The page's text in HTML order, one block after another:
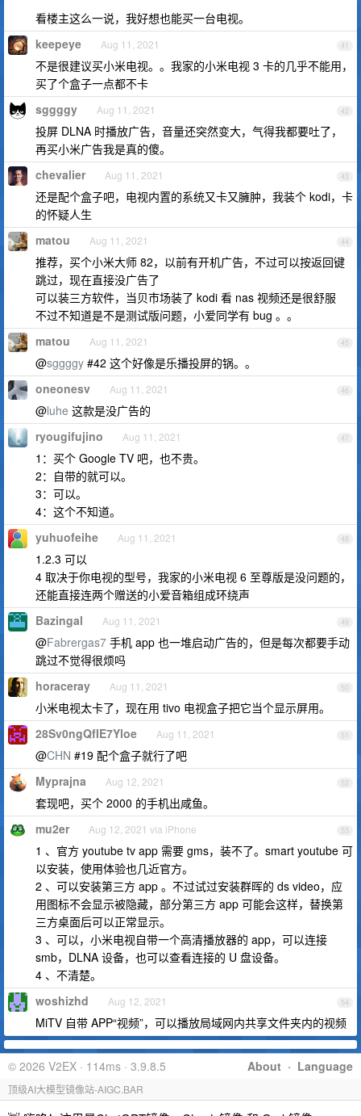
看楼主这么一说，我好想也能买一台电视。
41
keepeye Aug 11, 2021
不是很建议买小米电视。。我家的小米电视 3 卡的几乎不能用，
买了个盒子一点都不卡
42
sggggy Aug 11, 2021
投屏 DLNA 时播放广告，音量还突然变大，气得我都要吐了，
再买小米广告我是真的傻。
43
chevalier Aug 11, 2021
还是配个盒子吧，电视内置的系统又卡又臃肿，我装个 kodi，卡
的怀疑人生
44
matou Aug 11, 2021
推荐，买个小米大师 82，以前有开机广告，不过可以按返回键
跳过，现在直接没广告了
可以装三方软件，当贝市场装了 kodi 看 nas 视频还是很舒服
不过不知道是不是测试版问题，小爱同学有 bug 。。
45
matou Aug 11, 2021
@sggggy #42 这个好像是乐播投屏的锅。。
46
oneonesv Aug 11, 2021
@luhe 这款是没广告的
47
ryougifujino Aug 11, 2021
1：买个 Google TV 吧，也不贵。
2：自带的就可以。
3：可以。
4：这个不知道。
48
yuhuofeihe Aug 11, 2021
1.2.3 可以
4 取决于你电视的型号，我家的小米电视 6 至尊版是没问题的，
还能直接连两个赠送的小爱音箱组成环绕声
49
Bazingal Aug 11, 2021
@Fabrergas7 手机 app 也一堆启动广告的，但是每次都要手动
跳过不觉得很烦吗
50
horaceray Aug 11, 2021
小米电视太卡了，现在用 tivo 电视盒子把它当个显示屏用。
51
28Sv0ngQfIE7Yloe Aug 11, 2021
@CHN #19 配个盒子就行了吧
52
Myprajna Aug 12, 2021
套现吧，买个 2000 的手机出咸鱼。
53
mu2er Aug 12, 2021 via iPhone
1 、官方 youtube tv app 需要 gms，装不了。smart youtube 可
以安装，使用体验也几近官方。
2 、可以安装第三方 app 。不过试过安装群晖的 ds video，应
用图标不会显示被隐藏，部分第三方 app 可能会这样，替换第
三方桌面后可以正常显示。
3 、可以，小米电视自带一个高清播放器的 app，可以连接
smb，DLNA 设备，也可以查看连接的 U 盘设备。
4 、不清楚。
54
woshizhd Aug 12, 2021
MiTV 自带 APP“视频”，可以播放局域网内共享文件夹内的视频
About · Language
© 2026 V2EX · 114ms · 3.9.8.5
顶级AI大模型镜像站-AIGC.BAR